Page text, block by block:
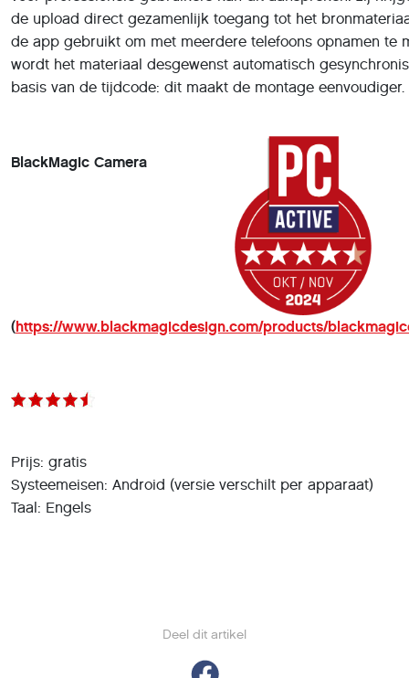
Deel dit artikel
de upload direct gezamenlijk toegang tot het
de app gebruikt om met meerdere telefoons opnamen te
wordt het materiaal desgewenst automatisch
basis van de tijdcode: dit maakt de montage eenvoudiger.
BlackMagic Camera
(https://www.blackmagicdesign.com/products/
Prijs: gratis
Systeemeisen: Android (versie verschilt per apparaat)
Taal: Engels